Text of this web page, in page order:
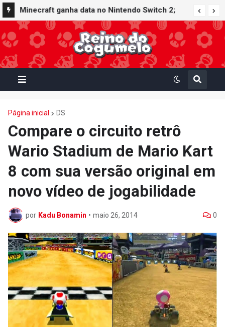
Minecraft ganha data no Nintendo Switch 2;
Super Mario Mash-Up receberá atualização
gráfica exclusiva
Página inicial DS
Compare o circuito retrô
Wario Stadium de Mario Kart
8 com sua versão original em
novo vídeo de jogabilidade
por Kadu Bonamin • maio 26, 2014 0